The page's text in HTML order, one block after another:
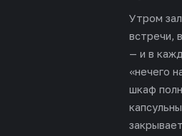
Утром
встречи,
— и в
«нечего
шкаф